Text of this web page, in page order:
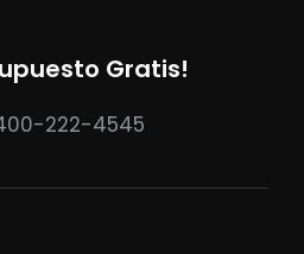
Gratis!
222-4545